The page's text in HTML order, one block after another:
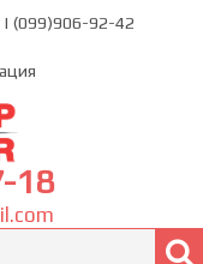
| (099)906-92-42
18